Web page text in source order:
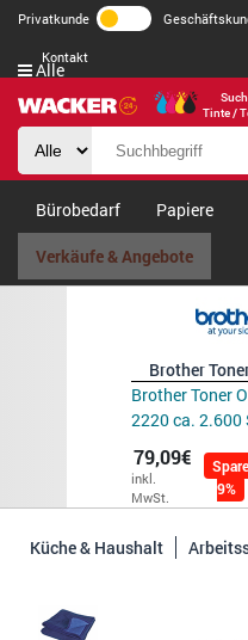
Privatkunde
Kontakt
Tinte /
Alle
Bürobedarf Papiere
Verkäufe & Angebote
Brother
Brother Toner
2220 ca. 2.600
79,09€
inkl.
MwSt.
9%
Küche & Haushalt